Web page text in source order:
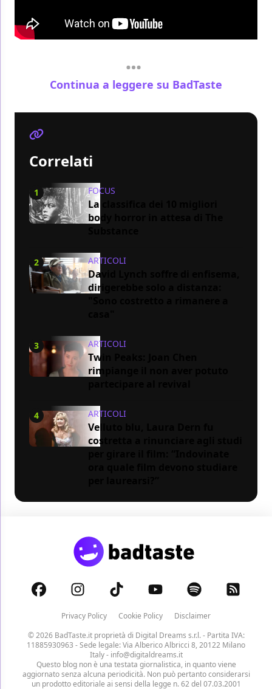
Continua a leggere su BadTaste
Correlati
1 FOCUS
La classifica dei 10 migliori
body horror in attesa di The
2 ARTICOLI
David Lynch soffre di enfisema,
dirigerebbe solo a distanza:
3 ARTICOLI
Twin Peaks: Joan Chen
rimpiange il non aver potuto
4 ARTICOLI
Velluto blu, Laura Dern fu
costretta a rinunciare agli studi
Privacy Policy Cookie Policy
Disclaimer
© 2026 BadTaste.it proprietà di Digital Dreams s.r.l.- Partita IVA:
11885930963 - Sede legale: Via Alberico Albricci 8, 20122 Milano
Italy - info@digitaldreams.it
Questo blog non è una testata giornalistica, in quanto viene
aggiornato senza alcuna periodicità. Non può pertanto considerarsi
un prodotto editoriale ai sensi della legge n. 62 del 07.03.2001